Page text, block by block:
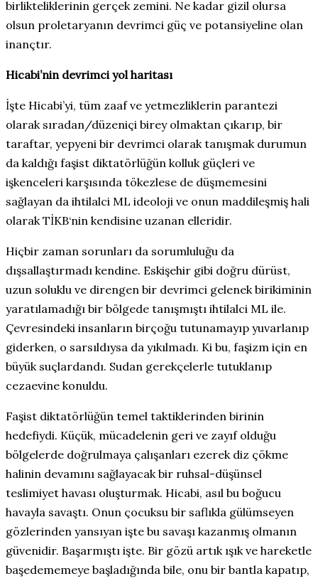
birlikteliklerinin gerçek zemini. Ne kadar gizil olursa
olsun proletaryanın devrimci güç ve potansiyeline olan
inançtır.
Hicabi’nin devrimci yol haritası
İşte Hicabi’yi, tüm zaaf ve yetmezliklerin parantezi
olarak sıradan/düzeniçi birey olmaktan çıkarıp, bir
taraftar, yepyeni bir devrimci olarak tanışmak durumun
da kaldığı faşist diktatörlüğün kolluk güçleri ve
işkenceleri karşısında tökezlese de düşmemesini
sağlayan da ihtilalci ML ideoloji ve onun maddileşmiş hali
olarak TİKB‘nin kendisine uzanan elleridir.
Hiçbir zaman sorunları da sorumluluğu da
dışsallaştırmadı kendine. Eskişehir gibi doğru dürüst,
uzun soluklu ve direngen bir devrimci gelenek birikiminin
yaratılamadığı bir bölgede tanışmıştı ihtilalci ML ile.
Çevresindeki insanların birçoğu tutunamayıp yuvarlanıp
giderken, o sarsıldıysa da yıkılmadı. Ki bu, faşizm için en
büyük suçlardandı. Sudan gerekçelerle tutuklanıp
cezaevine konuldu.
Faşist diktatörlüğün temel taktiklerinden birinin
hedefiydi. Küçük, mücadelenin geri ve zayıf olduğu
bölgelerde doğrulmaya çalışanları ezerek diz çökme
halinin devamını sağlayacak bir ruhsal-düşünsel
teslimiyet havası oluşturmak. Hicabi, asıl bu boğucu
havayla savaştı. Onun çocuksu bir saflıkla gülümseyen
gözlerinden yansıyan işte bu savaşı kazanmış olmanın
güvenidir. Başarmıştı işte. Bir gözü artık ışık ve hareketle
başedememeye başladığında bile, onu bir bantla kapatıp,